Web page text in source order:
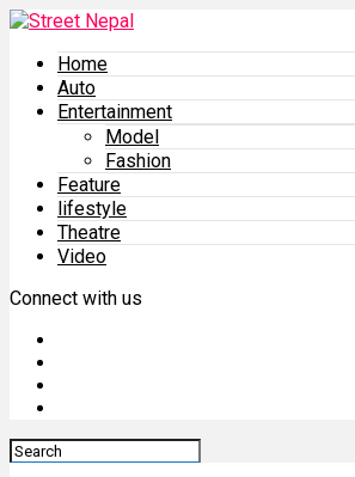
Home
Auto
Entertainment
Model
Fashion
Feature
lifestyle
Theatre
Video
Connect with us